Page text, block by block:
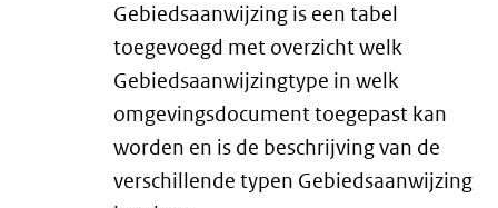
Gebiedsaanwijzing is een tabel
toegevoegd met overzicht welk
Gebiedsaanwijzingtype in welk
omgevingsdocument toegepast kan
worden en is de beschrijving van de
verschillende typen Gebiedsaanwijzing